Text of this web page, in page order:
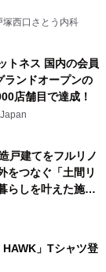
西口さとう内科
トネス 国内の会員
ランドオープンの
店舗目で達成！
戸建てをフルリノ
をつなぐ「土間リ
らしを叶えた施工
スが公開
HAWK」Tシャツ登